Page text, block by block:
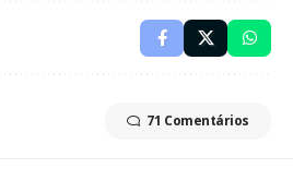
71 Comentários